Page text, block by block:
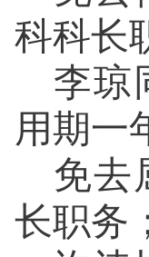
科科长
李琼
用期一
免去
长职务